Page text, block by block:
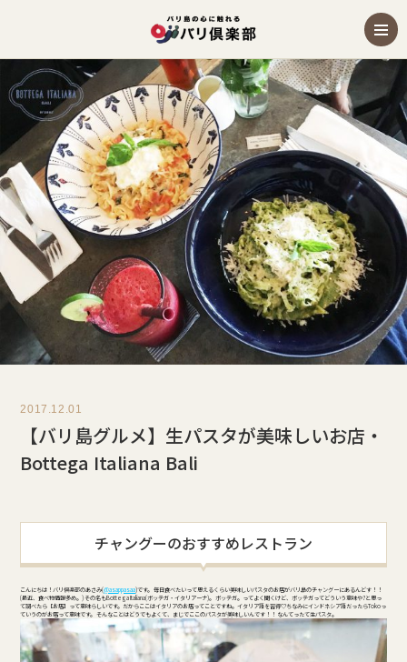
2017.12.01
【バリ島グルメ】生パスタが美味しいお店・
Bottega Italiana Bali
チャングーのおすすめレストラン
こんにちは！バリ倶楽部のあさみ(@asappasaa)です。 毎日食べたいって思えるくらい美味しいパスタのお店がバリ島のチャングーにあるんどす！！
(最近、食べ物情報多め。) その名もBottega Italiana(ボッテガ・イタリアーナ)。 ボッテガ。ってよく聞くけど、ボッテガってどういう意味や?と思っ
て調べたら【お店】って意味らしいです。だからここはイタリアのお店ってことですね。イタリア語を習得♡ちなみにインドネシア語だったらTokoっ
ていうのがお店って意味です。 そんなことはどうでもよくて、まじでここのパスタが美味しいんです！！ なんてったて生パスタ。